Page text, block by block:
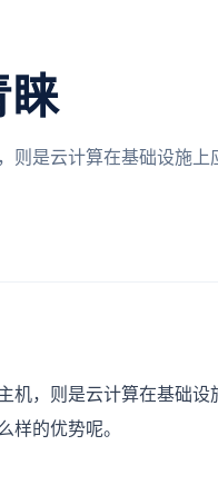
睐
是云计算在基础设施
，则是云计算在基础设
的优势呢。